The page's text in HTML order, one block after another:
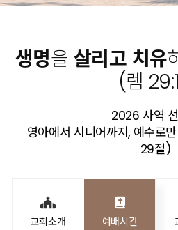
생명을 살리고 치유
(렘
2026 사역
영아에서 시니어까지, 예수로
29절)
교회소개 예배시간